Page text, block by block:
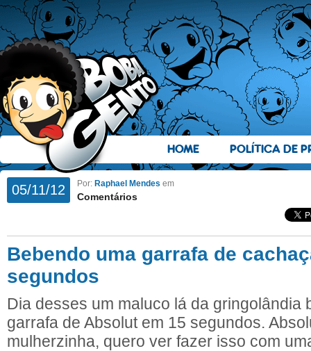
HOME POLÍTICA DE
05/11/12 Por: Raphael Mendes em
Comentários
Bebendo uma garrafa de
segundos
Dia desses um maluco lá da gringolândia
garrafa de Absolut em 15 segundos.
mulherzinha, quero ver fazer isso com